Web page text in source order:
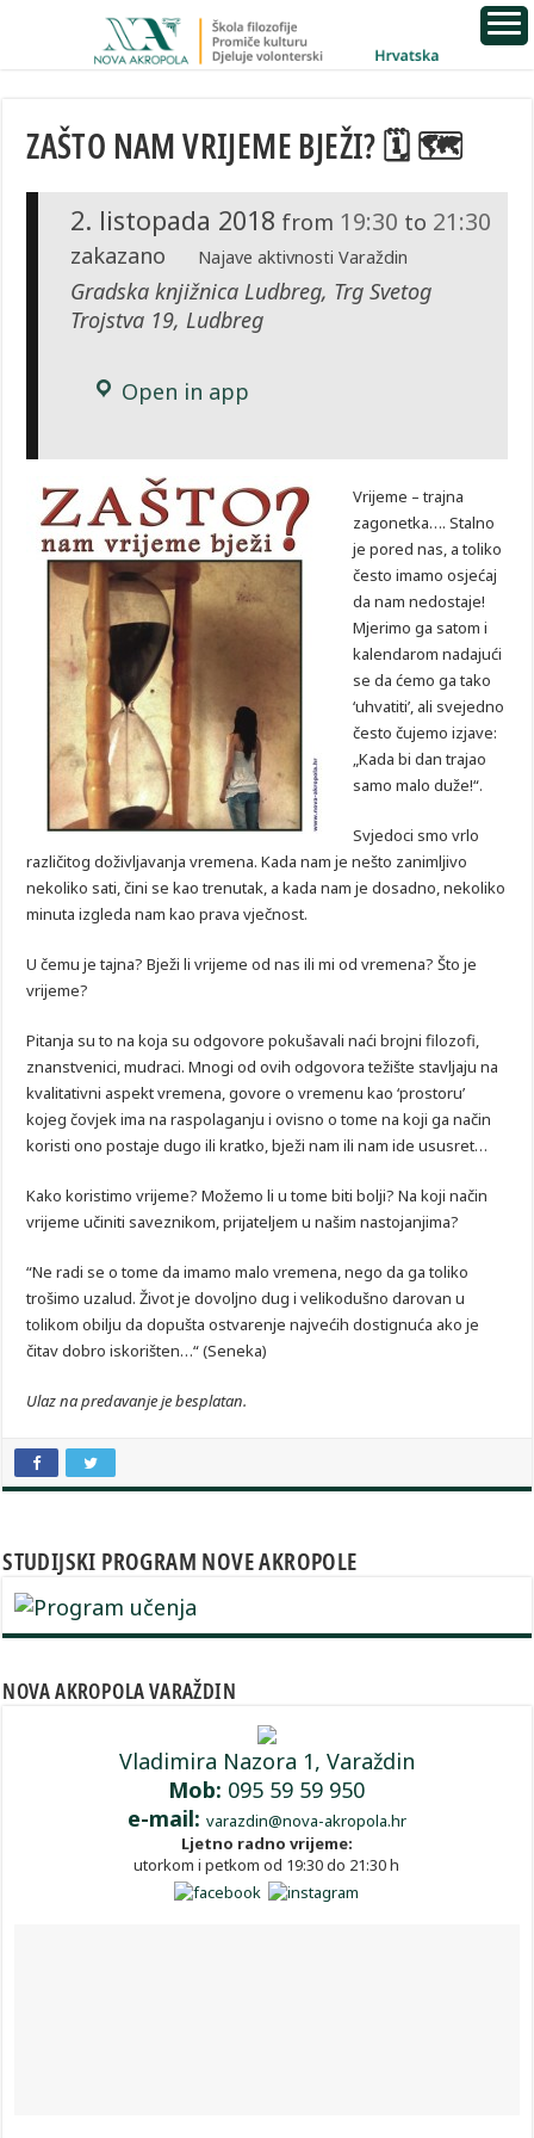
ZAŠTO NAM VRIJEME BJEŽI? 🗓 🗺
2. listopada 2018 from 19:30 to 21:30
zakazano Najave aktivnosti Varaždin
Gradska knjižnica Ludbreg, Trg Svetog
Trojstva 19, Ludbreg
Open in app
Vrijeme – trajna
zagonetka…. Stalno
je pored nas, a toliko
često imamo osjećaj
da nam nedostaje!
Mjerimo ga satom i
kalendarom nadajući
se da ćemo ga tako
‘uhvatiti’, ali svejedno
često čujemo izjave:
„Kada bi dan trajao
samo malo duže!“.
Svjedoci smo vrlo
različitog doživljavanja vremena. Kada nam je nešto zanimljivo
nekoliko sati, čini se kao trenutak, a kada nam je dosadno, nekoliko
minuta izgleda nam kao prava vječnost.
U čemu je tajna?Bježi livrijeme od nas ili mi od vremena? Što je
vrijeme?
Pitanja su to na koja su odgovore pokušavali naći brojni filozofi,
znanstvenici, mudraci. Mnogi od ovih odgovora težište stavljaju na
kvalitativni aspekt vremena, govore o vremenu kao ‘prostoru’
kojeg čovjek ima na raspolaganju i ovisno o tome na koji ga način
koristi ono postaje dugo ili kratko,bježi nam ili nam ide ususret…
Kako koristimovrijeme? Možemo li u tome biti bolji? Na koji način
vrijeme učiniti saveznikom, prijateljem u našim nastojanjima?
“Ne radi se o tome da imamo malo vremena, nego da ga toliko
trošimo uzalud. Život je dovoljno dug i velikodušno darovan u
tolikom obilju da dopušta ostvarenje najvećih dostignuća ako je
čitav dobro iskorišten…“ (Seneka)
Ulaz na predavanje je besplatan.
STUDIJSKI PROGRAM NOVE AKROPOLE
NOVA AKROPOLA VARAŽDIN
Vladimira Nazora 1, Varaždin
Mob: 095 59 59 950
e-mail: varazdin@nova-akropola.hr
Ljetno radno vrijeme:
utorkom i petkom od 19:30 do 21:30 h